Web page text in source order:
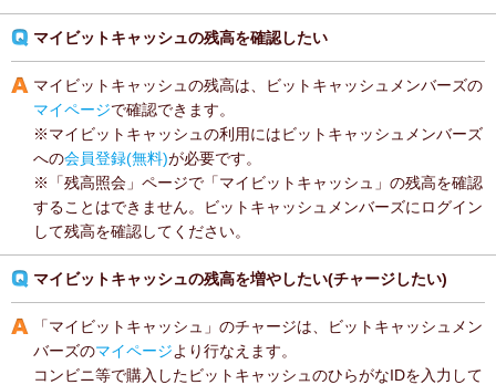
マイビットキャッシュの残高を確認したい
マイビットキャッシュの残高は、ビットキャッシュメンバーズの
マイページで確認できます。
※マイビットキャッシュの利用にはビットキャッシュメンバーズ
への会員登録(無料)が必要です。
※「残高照会」ページで「マイビットキャッシュ」の残高を確認
することはできません。ビットキャッシュメンバーズにログイン
して残高を確認してください。
マイビットキャッシュの残高を増やしたい(チャージしたい)
「マイビットキャッシュ」のチャージは、ビットキャッシュメン
バーズのマイページより行なえます。
コンビニ等で購入したビットキャッシュのひらがなIDを入力して